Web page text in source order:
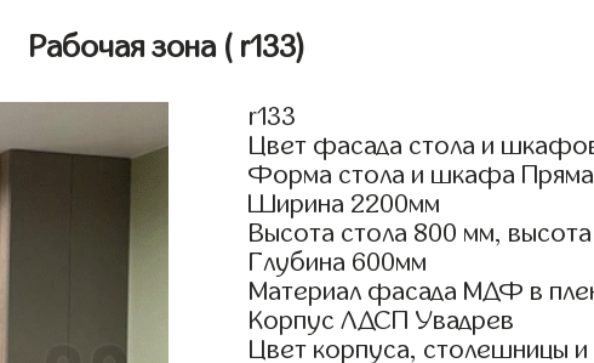
Рабочая зона ( r133)
r133
Цвет фасада стола и
Форма стола и шкафа
Ширина 2200мм
Высота стола 800 мм,
Глубина 600мм
Материал фасада МДФ в
Корпус ЛДСП Увадрев
Цвет корпуса, столешницы